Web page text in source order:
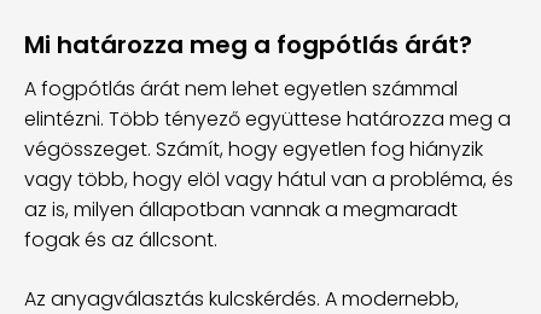
Mi határozza meg a fogpótlás árát?
A fogpótlás árát nem lehet egyetlen számmal
elintézni. Több tényező együttese határozza meg a
végösszeget. Számít, hogy egyetlen fog hiányzik
vagy több, hogy elöl vagy hátul van a probléma, és
az is, milyen állapotban vannak a megmaradt
fogak és az állcsont.
Az anyagválasztás kulcskérdés. A modernebb,